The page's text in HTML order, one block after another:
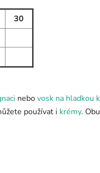
30
nebovosk na hladkou
používat i krémy.